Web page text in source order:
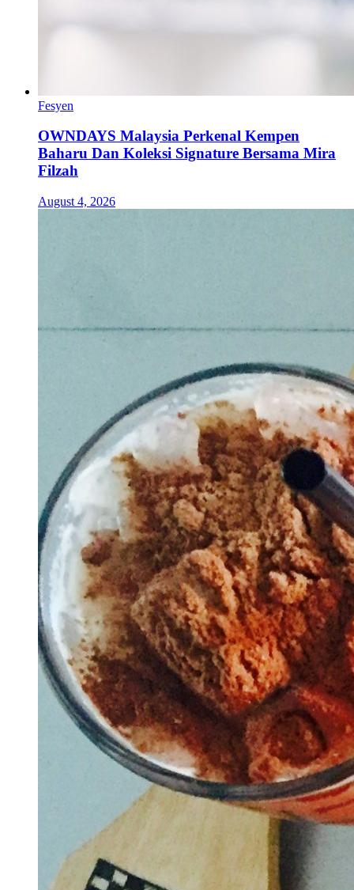
Fesyen
OWNDAYS Malaysia Perkenal Kempen
Baharu Dan Koleksi Signature Bersama Mira
Filzah
August 4, 2026